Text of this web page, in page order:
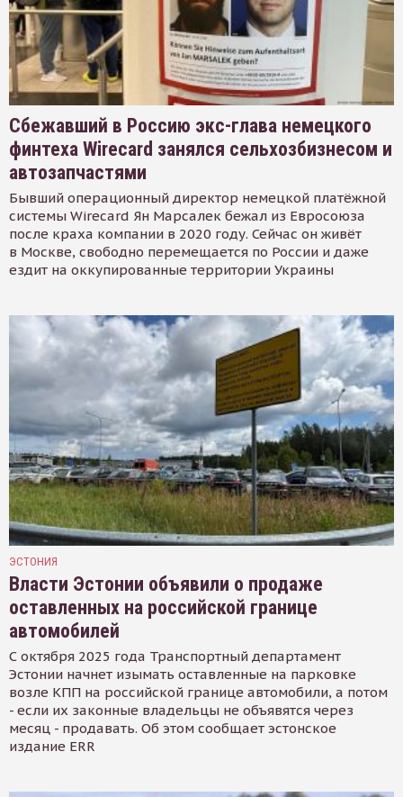
Сбежавший в Россию экс-глава немецкого
финтеха Wirecard занялся сельхозбизнесом и
автозапчастями
Бывший операционный директор немецкой платёжной
системы Wirecard Ян Марсалек бежал из Евросоюза
после краха компании в 2020 году. Сейчас он живёт
в Москве, свободно перемещается по России и даже
ездит на оккупированные территории Украины
ЭСТОНИЯ
Власти Эстонии объявили о продаже
оставленных на российской границе
автомобилей
С октября 2025 года Транспортный департамент
Эстонии начнет изымать оставленные на парковке
возле КПП на российской границе автомобили, а потом
- если их законные владельцы не объявятся через
месяц - продавать. Об этом сообщает эстонское
издание ERR